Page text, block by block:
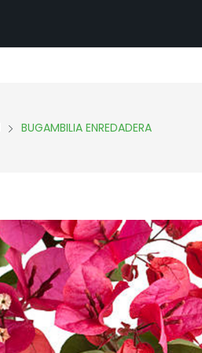
BUGAMBILIA ENREDADERA